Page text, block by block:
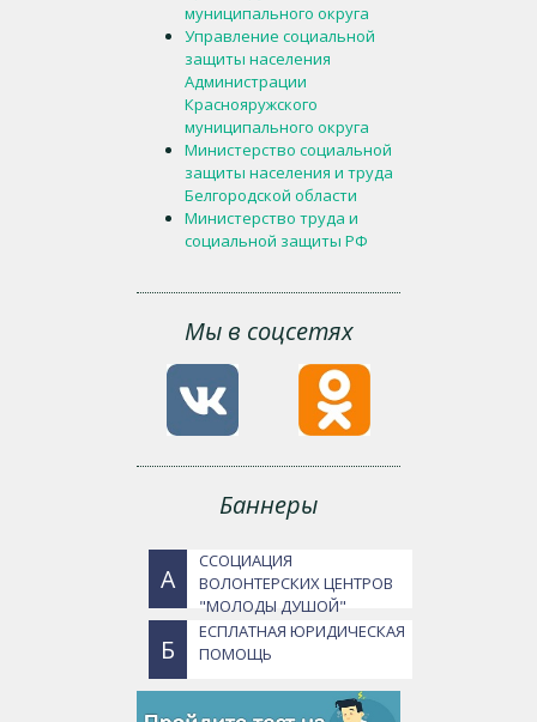
муниципального округа
Управление социальной
защиты населения
Администрации
Краснояружского
муниципального округа
Министерство социальной
защиты населения и труда
Белгородской области
Министерство труда и
социальной защиты РФ
Мы в соцсетях
Баннеры
А
ССОЦИАЦИЯ
ВОЛОНТЕРСКИХ ЦЕНТРОВ
"МОЛОДЫ ДУШОЙ"
Б
ЕСПЛАТНАЯ ЮРИДИЧЕСКАЯ
ПОМОЩЬ